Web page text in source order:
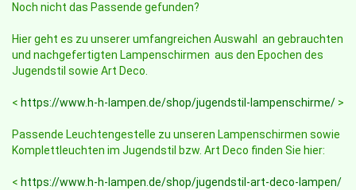
Noch nicht das Passende gefunden?
Hier geht es zu unserer umfangreichen Auswahl an gebrauchten
und nachgefertigten Lampenschirmen aus den Epochen des
Jugendstil sowie Art Deco.
< https://www.h-h-lampen.de/shop/jugendstil-lampenschirme/ >
Passende Leuchtengestelle zu unseren Lampenschirmen sowie
Komplettleuchten im Jugendstil bzw. Art Deco finden Sie hier:
< https://www.h-h-lampen.de/shop/jugendstil-art-deco-lampen/